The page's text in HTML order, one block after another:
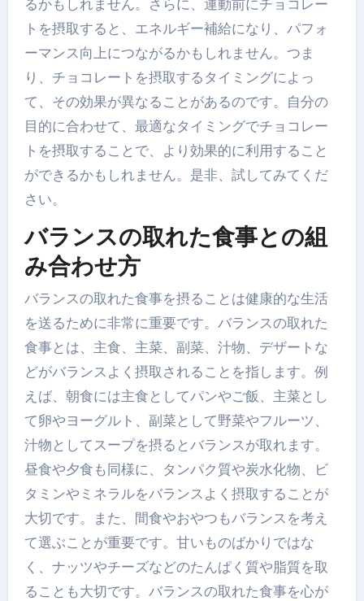
るかもしれません。さらに、運動前にチョコレー
トを摂取すると、エネルギー補給になり、パフォ
ーマンス向上につながるかもしれません。つま
り、チョコレートを摂取するタイミングによっ
て、その効果が異なることがあるのです。自分の
目的に合わせて、最適なタイミングでチョコレー
トを摂取することで、より効果的に利用すること
ができるかもしれません。是非、試してみてくだ
さい。
バランスの取れた食事との組
み合わせ方
バランスの取れた食事を摂ることは健康的な生活
を送るために非常に重要です。バランスの取れた
食事とは、主食、主菜、副菜、汁物、デザートな
どがバランスよく摂取されることを指します。例
えば、朝食には主食としてパンやご飯、主菜とし
て卵やヨーグルト、副菜として野菜やフルーツ、
汁物としてスープを摂るとバランスが取れます。
昼食や夕食も同様に、タンパク質や炭水化物、ビ
タミンやミネラルをバランスよく摂取することが
大切です。また、間食やおやつもバランスを考え
て選ぶことが重要です。甘いものばかりではな
く、ナッツやチーズなどのたんぱく質や脂質を取
ることも大切です。バランスの取れた食事を心が